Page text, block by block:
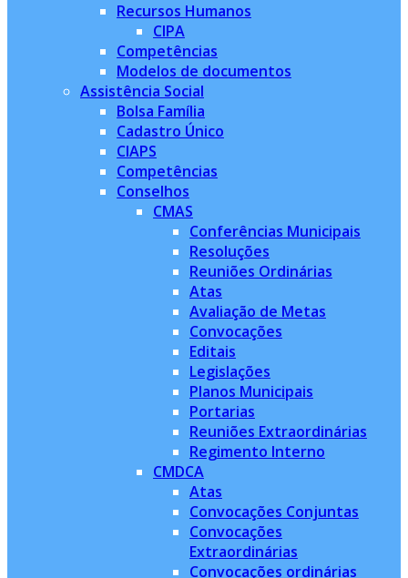
Recursos Humanos
CIPA
Competências
Modelos de documentos
Assistência Social
Bolsa Família
Cadastro Único
CIAPS
Competências
Conselhos
CMAS
Conferências Municipais
Resoluções
Reuniões Ordinárias
Atas
Avaliação de Metas
Convocações
Editais
Legislações
Planos Municipais
Portarias
Reuniões Extraordinárias
Regimento Interno
CMDCA
Atas
Convocações Conjuntas
Convocações
Extraordinárias
Convocações ordinárias